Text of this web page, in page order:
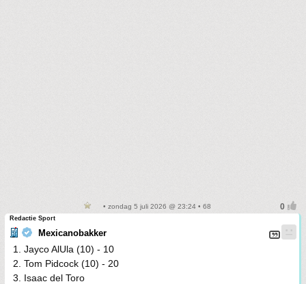
• zondag 5 juli 2026 @ 23:24 • 68
Redactie Sport
Mexicanobakker
1. Jayco AlUla (10) - 10
2. Tom Pidcock (10) - 20
3. Isaac del Toro